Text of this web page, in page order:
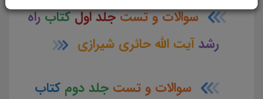
سوالات و تستجلد اولکتابراه
رشدآیت الله حائری شیرازی
سوالات و تست جلد دوم کتاب